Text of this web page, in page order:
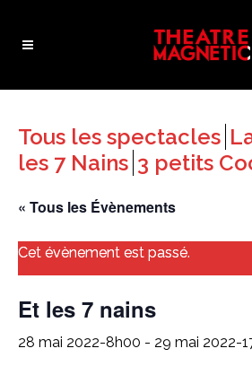
Tous les spectacles
les 7 Nains 3 petits
« Tous les Évènements
Cet évènement est passé.
Et les 7 nains
28 mai 2022-8h00 - 29 mai 2022-